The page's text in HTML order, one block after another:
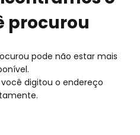
procurou
pode não estar mais
digitou o endereço